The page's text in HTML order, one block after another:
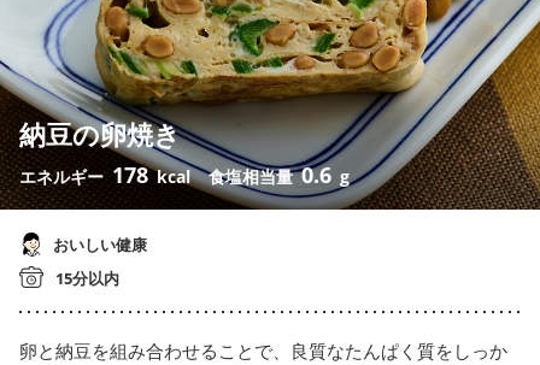
納豆の卵焼き
エネルギー 178 kcal 食塩相当量0.6 g
おいしい健康
15分以内
卵と納豆を組み合わせることで、良質なたんぱく質をしっか